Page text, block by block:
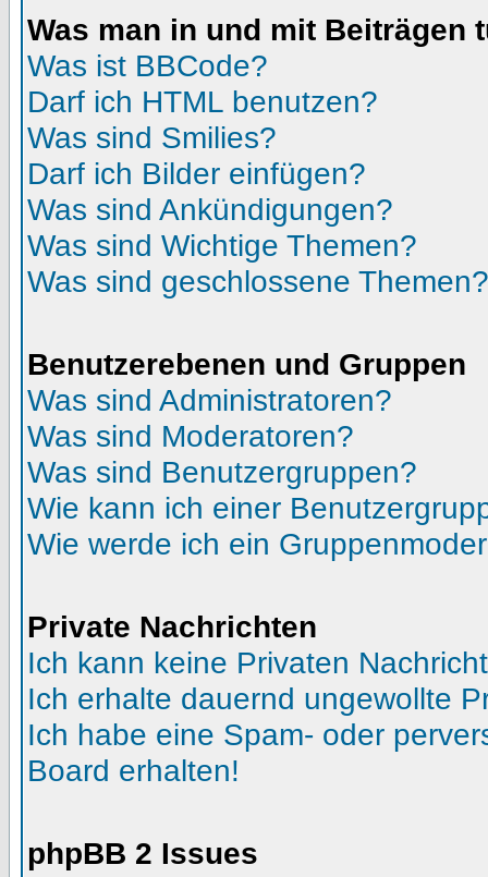
Was man in und mit Beiträgen
Was ist BBCode?
Darf ich HTML benutzen?
Was sind Smilies?
Darf ich Bilder einfügen?
Was sind Ankündigungen?
Was sind Wichtige Themen?
Was sind geschlossene Themen?
Benutzerebenen und Gruppen
Was sind Administratoren?
Was sind Moderatoren?
Was sind Benutzergruppen?
Wie kann ich einer
Wie werde ich ein
Private Nachrichten
Ich kann keine Privaten
Ich erhalte dauernd ungewollte
Ich habe eine Spam- oder
Board erhalten!
phpBB 2 Issues